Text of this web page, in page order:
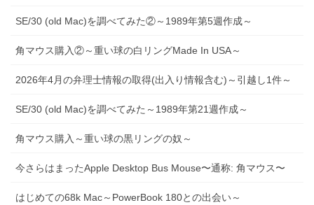
SE/30 (old Mac)を調べてみた②～1989年第5週作成～
角マウス購入②～重い球の白リングMade In USA～
2026年4月の弁理士情報の取得(出入り情報含む)～引越し1件～
SE/30 (old Mac)を調べてみた～1989年第21週作成～
角マウス購入～重い球の黒リングの奴～
今さらはまったApple Desktop Bus Mouse〜通称: 角マウス〜
はじめての68k Mac～PowerBook 180との出会い～